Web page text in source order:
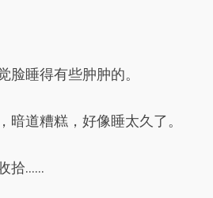
脸睡得有些肿肿的。
暗道糟糕，好像睡太久了。
拾……